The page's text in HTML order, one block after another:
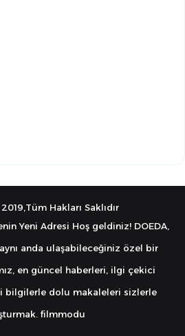
Hakları Saklıdır
Yeni Adresi Hoş geldiniz! DOEDA,
anda ulaşabileceğiniz özel bir
en güncel haberleri, ilgi çekici
bilgilerle dolu makaleleri sizlerle
filmmodu